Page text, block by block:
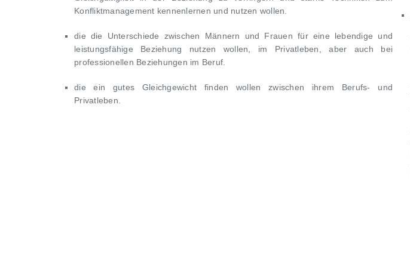
Konfliktmanagement kennenlernen und nutzen wollen.
die die Unterschiede zwischen Männern und Frauen für eine lebendige und
leistungsfähige Beziehung nutzen wollen, im Privatleben, aber auch bei
professionellen Beziehungen im Beruf.
die ein gutes Gleichgewicht finden wollen zwischen ihrem Berufs- und
Privatleben.